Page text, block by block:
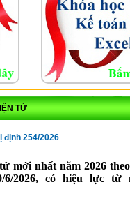
TỬ
định 254/2026
mới nhất năm 2026
6/2026, có hiệu lực từ